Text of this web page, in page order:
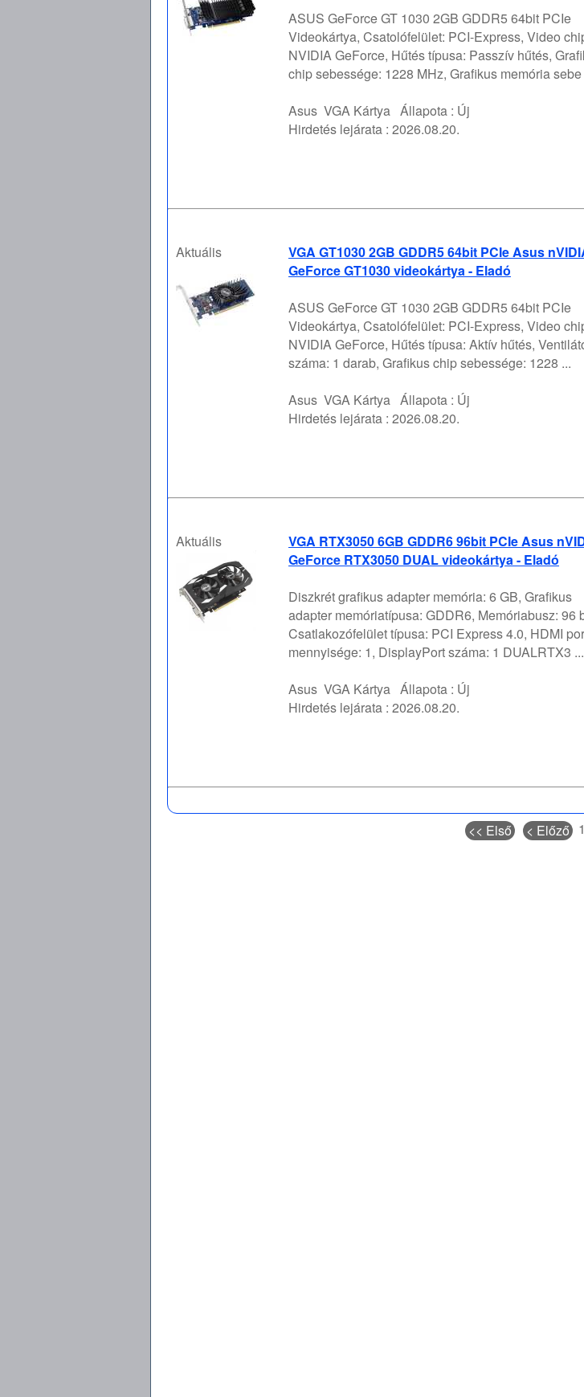
ASUS GeForce GT 1030 2GB GDDR5 64bit PCIe
Videokártya, Csatolófelület: PCI-Express, Video
NVIDIA GeForce, Hűtés típusa: Passzív hűtés,
chip sebessége: 1228 MHz, Grafikus memória sebe
Asus VGA Kártya Állapota : Új
Hirdetés lejárata : 2026.08.20.
Aktuális
VGA GT1030 2GB GDDR5 64bit PCIe Asus
GeForce GT1030 videokártya - Eladó
ASUS GeForce GT 1030 2GB GDDR5 64bit PCIe
Videokártya, Csatolófelület: PCI-Express, Video
NVIDIA GeForce, Hűtés típusa: Aktív hűtés,
száma: 1 darab, Grafikus chip sebessége: 1228 ...
Asus VGA Kártya Állapota : Új
Hirdetés lejárata : 2026.08.20.
Aktuális
VGA RTX3050 6GB GDDR6 96bit PCIe Asus
GeForce RTX3050 DUAL videokártya - Eladó
Diszkrét grafikus adapter memória: 6 GB, Grafikus
adapter memóriatípusa: GDDR6, Memóriabusz: 96
Csatlakozófelület típusa: PCI Express 4.0, HDMI
mennyisége: 1, DisplayPort száma: 1 DUALRTX3 ...
Asus VGA Kártya Állapota : Új
Hirdetés lejárata : 2026.08.20.
<< Első < Előző 1